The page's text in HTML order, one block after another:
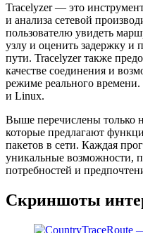
Tracelyzer — это
и анализа сетевой
пользователю увидеть
узлу и оценить задержку и
пути. Tracelyzer также
качестве соединения и
режиме реального
и Linux.
Выше перечислены только
которые предлагают
пакетов в сети. Каждая
уникальные возможности,
потребностей и
Скриншоты